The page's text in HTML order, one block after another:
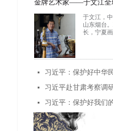
金牌艺术家——于文江全
于文江，
山东烟台
长，宁夏
员，中国
国美协会
大学人文
德骑士团
넷 习近平：保护好中华
넷 习近平赴甘肃考察调
넷 习近平：保护好我们